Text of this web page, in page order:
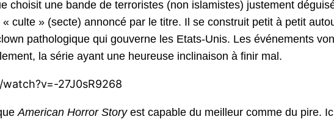
choisit une bande de terroristes (non islamistes) justement
« culte » (secte) annoncé par le titre. Il se construit petit à petit
pathologique qui gouverne les Etats-Unis. Les événements
la série ayant une heureuse inclinaison à finir mal.
27J0sR9268
American Horror Storyest capable du meilleur comme du pire.